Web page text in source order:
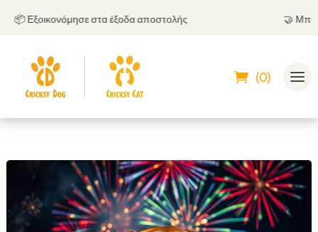
Εξοικονόμησε στα έξοδα αποστολής
(0)